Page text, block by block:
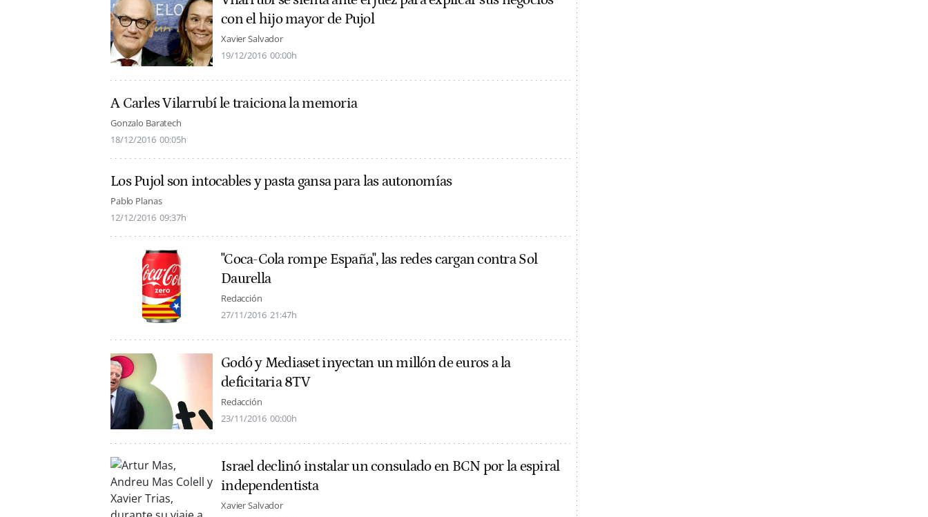
con el hijo mayor de Pujol
Xavier Salvador
19/12/2016 00:00h
A Carles Vilarrubí le traiciona la memoria
Gonzalo Baratech
18/12/2016 00:05h
Los Pujol son intocables y pasta gansa para las autonomías
Pablo Planas
12/12/2016 09:37h
"Coca-Cola rompe España", las redes cargan contra Sol
Daurella
Redacción
27/11/2016 21:47h
Godó y Mediaset inyectan un millón de euros a la
deficitaria 8TV
Redacción
23/11/2016 00:00h
Israel declinó instalar un consulado en BCN por la espiral
independentista
Xavier Salvador